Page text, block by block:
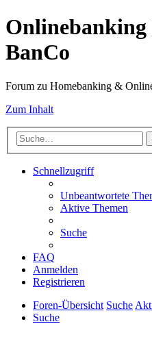
BanCo
Forum zu Homebanking &
Zum Inhalt
Schnellzugriff
Unbeantwortete
Aktive Themen
Suche
FAQ
Anmelden
Registrieren
Foren-Übersicht Suche
Suche